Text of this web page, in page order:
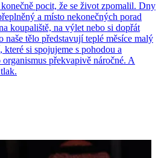
pocit, že se život zpomalil. Dny
a místo nekonečných porad
koupaliště, na výlet nebo si dopřát
naše tělo představují teplé měsíce malý
které si spojujeme s pohodou a
překvapivě náročné. A